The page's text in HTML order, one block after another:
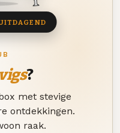
?
met stevige
ontdekkingen.
raak.